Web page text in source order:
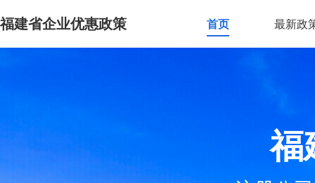
福建省企业优惠政策 首页 最新政
福